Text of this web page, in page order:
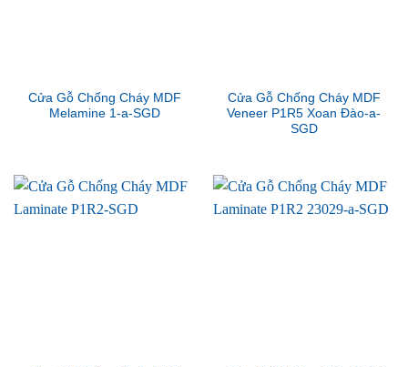
Cửa Gỗ Chống Cháy MDF
Melamine 1-a-SGD
Cửa Gỗ Chống Cháy MDF
Veneer P1R5 Xoan Đào-a-
SGD